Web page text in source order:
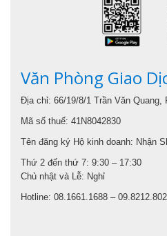
Văn Phòng Giao
Địa chỉ: 66/19/8/1 Trần Văn Quang,
Mã số thuế: 41N8042830
Tên đăng ký Hộ kinh doanh: Nhận
Thứ 2 đến thứ 7: 9:30 – 17:30
Chủ nhật và Lễ: Nghỉ
Hotline: 08.1661.1688 –